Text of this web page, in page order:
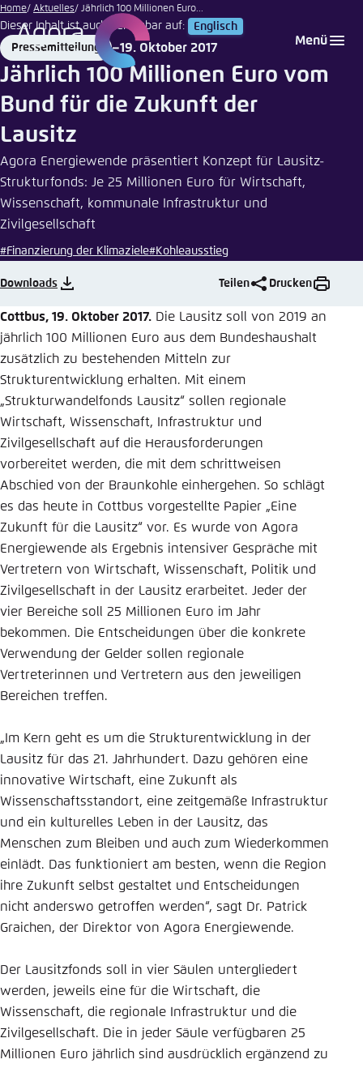
Zum
Hauptinhalt
gehen
Menü
Home Aktuelles Jährlich 100 Millionen Euro...
Dieser Inhalt ist auch verfügbar auf: Englisch
Format
Pressemitteilung
Date
19. Oktober 2017
Jährlich 100 Millionen Euro vom
Bund für die Zukunft der
Lausitz
Agora Energiewende präsentiert Konzept für Lausitz-
Strukturfonds: Je 25 Millionen Euro für Wirtschaft,
Wissenschaft, kommunale Infrastruktur und
Zivilgesellschaft
#Finanzierung der Klimaziele#Kohleausstieg
hxdyl
|
iStock
Downloads Teilen Drucken
Cottbus, 19. Oktober 2017. Die Lausitz soll von 2019 an
jährlich 100 Millionen Euro aus dem Bundeshaushalt
zusätzlich zu bestehenden Mitteln zur
Strukturentwicklung erhalten. Mit einem
„Strukturwandelfonds Lausitz“ sollen regionale
Wirtschaft, Wissenschaft, Infrastruktur und
Zivilgesellschaft auf die Herausforderungen
vorbereitet werden, die mit dem schrittweisen
Abschied von der Braunkohle einhergehen. So schlägt
es das heute in Cottbus vorgestellte Papier „Eine
Zukunft für die Lausitz“ vor. Es wurde von Agora
Energiewende als Ergebnis intensiver Gespräche mit
Vertretern von Wirtschaft, Wissenschaft, Politik und
Zivilgesellschaft in der Lausitz erarbeitet. Jeder der
vier Bereiche soll 25 Millionen Euro im Jahr
bekommen. Die Entscheidungen über die konkrete
Verwendung der Gelder sollen regionale
Vertreterinnen und Vertretern aus den jeweiligen
Bereichen treffen.
„Im Kern geht es um die Strukturentwicklung in der
Lausitz für das 21. Jahrhundert. Dazu gehören eine
innovative Wirtschaft, eine Zukunft als
Wissenschaftsstandort, eine zeitgemäße Infrastruktur
und ein kulturelles Leben in der Lausitz, das
Menschen zum Bleiben und auch zum Wiederkommen
einlädt. Das funktioniert am besten, wenn die Region
ihre Zukunft selbst gestaltet und Entscheidungen
nicht anderswo getroffen werden“, sagt Dr. Patrick
Graichen, der Direktor von Agora Energiewende.
Der Lausitzfonds soll in vier Säulen untergliedert
werden, jeweils eine für die Wirtschaft, die
Wissenschaft, die regionale Infrastruktur und die
Zivilgesellschaft. Die in jeder Säule verfügbaren 25
Millionen Euro jährlich sind ausdrücklich ergänzend zu
Login
Melden Sie sich an um ..., ... und ... zu verwalten.
Benutzername
Passwort * Passwort vergessen?
Noch kein Benutzerkonto?
Abbrechen
Sprache auswählen
Englisch
Deutsch
Agora Think Tanks
Erscheinungsbild der Webseite
Diese Webseite passt ihr Farbschema basierend
auf Ihren Einstellungen an. Wählen Sie aus,
welches Farbschema Sie für diese Webseite
verwenden möchten.
Close
Hell
Dunkel
Automatisch
Einstellung für diese Webseite im Browser
speichern